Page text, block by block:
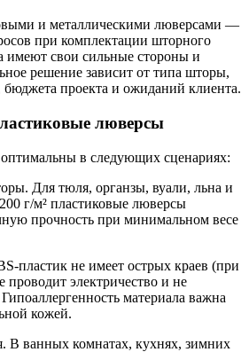
и металлическими люверсами —
при комплектации шторного
имеют свои сильные стороны и
решение зависит от типа шторы,
бюджета проекта и ожиданий клиента.
люверсы
в следующих сценариях:
Для тюля, органзы, вуали, льна и
г/м² пластиковые люверсы
прочность при минимальном весе
пластик не имеет острых краев (при
проводит электричество и не
материала важна
кожей.
ванных комнатах, кухнях, зимних